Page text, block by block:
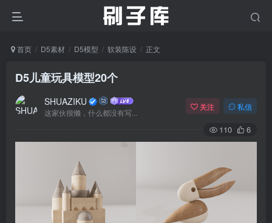
首页 D5素材 D5模型 软装陈设 正文
D5儿童玩具模型20个
SHUAZIKU
这家伙很懒，什么都没有写...
关注 私信
110 6